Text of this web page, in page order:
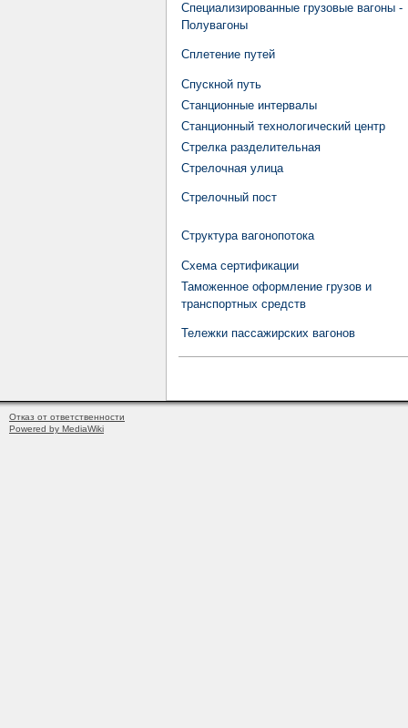
Специализированные грузовые вагоны -
Полувагоны
Сплетение путей
Спускной путь
Станционные интервалы
Станционный технологический центр
Стрелка разделительная
Стрелочная улица
Стрелочный пост
Структура вагонопотока
Схема сертификации
Таможенное оформление грузов и
транспортных средств
Тележки пассажирских вагонов
Отказ от ответственности
Powered by MediaWiki